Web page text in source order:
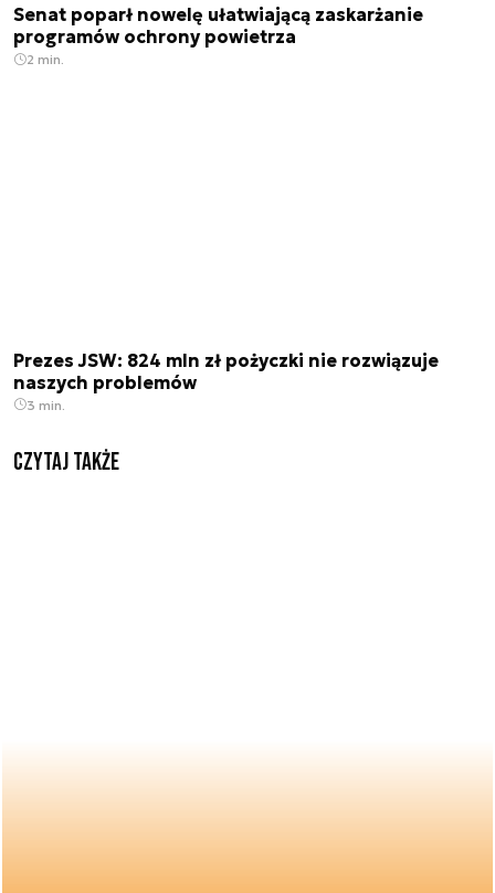
Senat poparł nowelę ułatwiającą zaskarżanie
programów ochrony powietrza
2 min.
Prezes JSW: 824 mln zł pożyczki nie rozwiązuje
naszych problemów
3 min.
Czytaj także